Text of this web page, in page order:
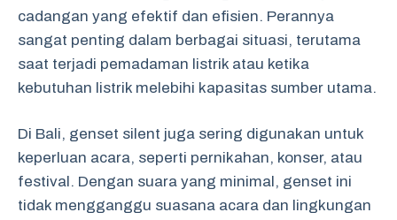
cadangan yang efektif dan efisien. Perannya
sangat penting dalam berbagai situasi, terutama
saat terjadi pemadaman listrik atau ketika
kebutuhan listrik melebihi kapasitas sumber utama.
Di Bali, genset silent juga sering digunakan untuk
keperluan acara, seperti pernikahan, konser, atau
festival. Dengan suara yang minimal, genset ini
tidak mengganggu suasana acara dan lingkungan